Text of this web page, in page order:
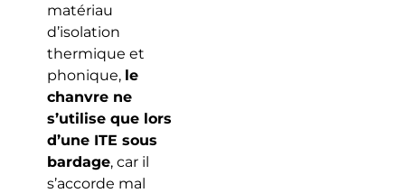
matériau
d’isolation
thermique et
phonique, le
chanvre ne
s’utilise que lors
d’une ITE sous
bardage, car il
s’accorde mal